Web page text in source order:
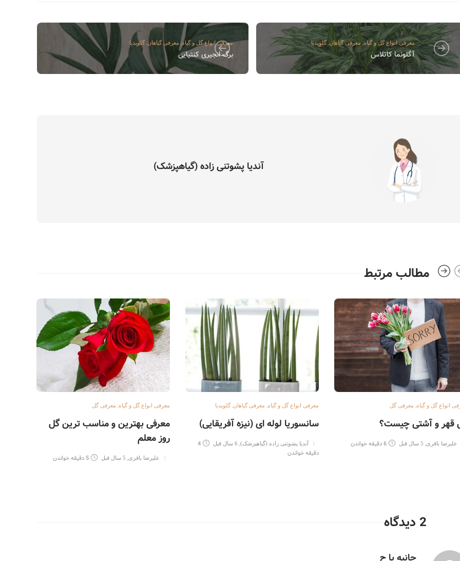
معرفی انواع گل و گیاه,معرفی گیاهان, گلوپدیا
برگ انجیری کنتیایی
معرفی انواع گل و گیاه,معرفی گیاهان,گلوپدیا
آگلونما کاتلاس
آندیا پشوتنی زاده (گیاهپزشک)
مطالب مرتبط
انواع گل و گیاه, معرفی گل
قهر و آشتی چیست؟
علیرضا باقری, 5 سال قبل
معرفی انواع گل و گیاه, معرفی گیاهان,گلوپدیا
سانسوریا لوله ای (نیزه آفریقایی)
آندیا پشوتنی زاده (گیاهپزشک), 6 سال قبل
4
دقیقه خواندن
معرفی انواع گل و گیاه, معرفی گل
معرفی بهترین و مناسب ترین گل
روز معلم
علیرضا باقری, 5 سال قبل
2 دیدگاه
حانیه با ح